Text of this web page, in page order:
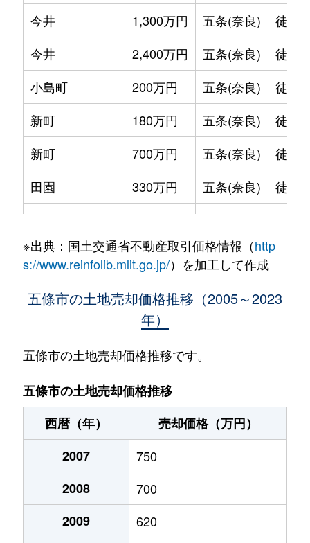
今井
1,300万円 五条(奈良)
徒歩
今井
2,400万円 五条(奈良)
徒歩
小島町
200万円 五条(奈良)
徒歩
新町
180万円 五条(奈良)
徒歩
新町
700万円 五条(奈良)
徒歩
田園
330万円 五条(奈良)
徒歩
田園
1,600万円 五条(奈良)
徒歩
140万円
野原西
5,900万円
野原西
2,300万円
野原西
190万円 五条(奈良)
野原西
390万円
※出典：国土交通省不動産取引価格情報（http
s://www.reinfolib.mlit.go.jp/）を加工して作成
五條市の土地売却価格推移（2005～2023
年）
五條市の土地売却価格推移です。
五條市の土地売却価格推移
西暦（年）
売却価格（万円）
2007
750
2008
700
2009
620